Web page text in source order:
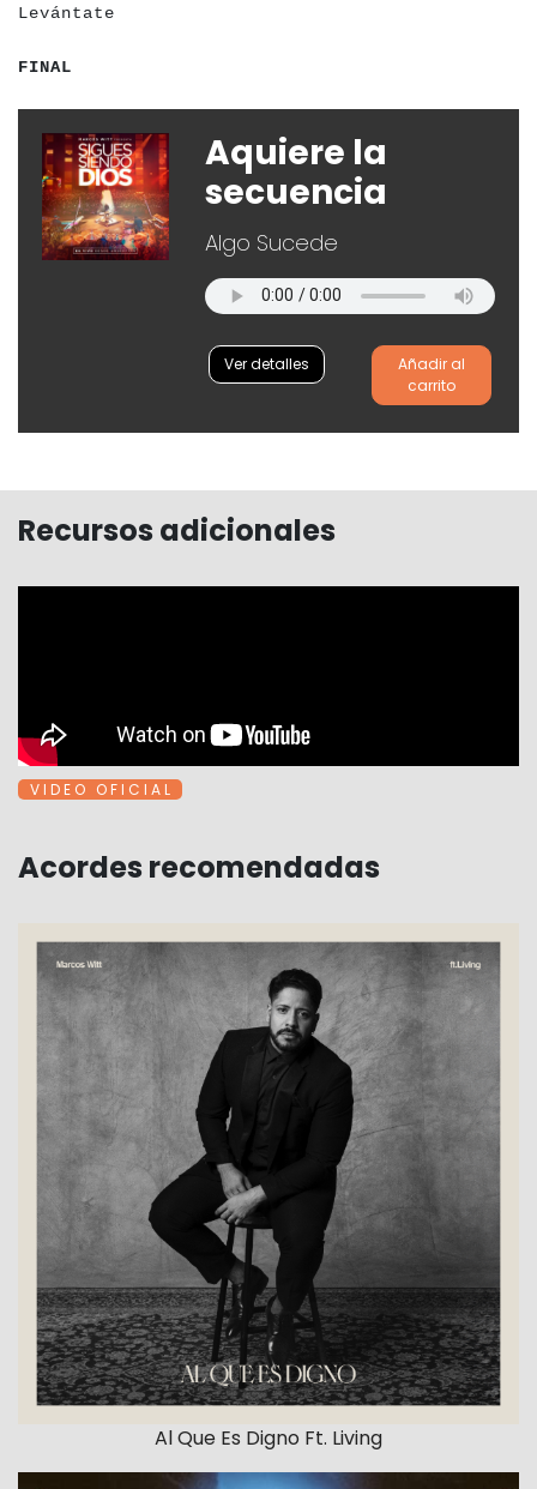
Levántate
FINAL
Aquiere la
secuencia
Algo Sucede
Ver detalles
Añadir al
carrito
Recursos adicionales
V I D E O O F I C I A L
Acordes recomendadas
Al Que Es Digno Ft. Living